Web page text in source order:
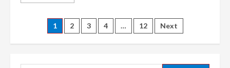
Targetkan
Angka
Stunting
di
persen
Posts
pagination
1 2 3 4 … 12 Next